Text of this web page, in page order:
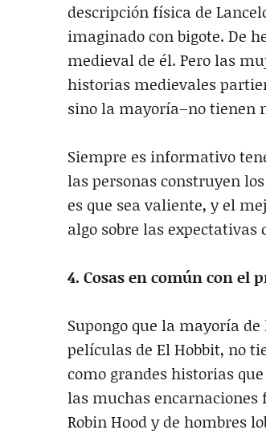
descripción física de
imaginado con bigote. De
medieval de él. Pero las
historias medievales
sino la mayoría–no tienen
Siempre es informativo
las personas construyen
es que sea valiente, y el
algo sobre las expectativas
4. Cosas en común con el
Supongo que la mayoría
películas de El Hobbit, no
como grandes historias
las muchas
Robin Hood y de hombres